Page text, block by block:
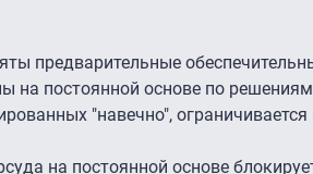
предварительные
на постоянной основе по
"навечно",
на постоянной основе